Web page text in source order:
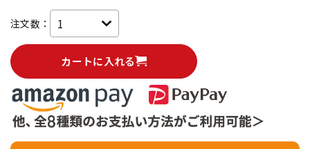
注文数：
カートに入れる